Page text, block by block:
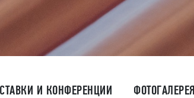
И КОНФЕРЕНЦИИ ФОТОГАЛЕРЕЯ